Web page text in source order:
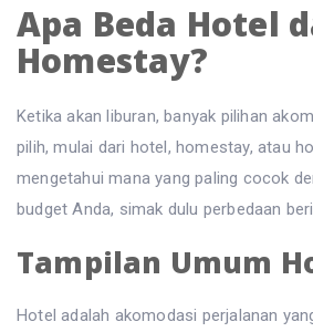
Apa Beda Hotel
Homestay?
Ketika akan liburan, banyak pilihan
pilih, mulai dari hotel, homestay, atau
mengetahui mana yang paling cocok
budget Anda, simak dulu perbedaan
Tampilan Umum
Hotel adalah akomodasi perjalanan